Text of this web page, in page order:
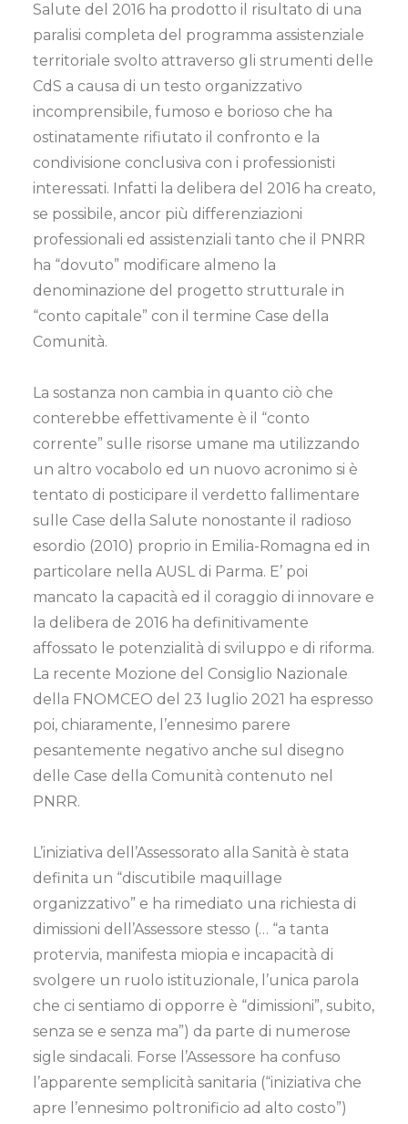
Salute del 2016 ha prodotto il risultato di una
paralisi completa del programma assistenziale
territoriale svolto attraverso gli strumenti delle
CdS a causa di un testo organizzativo
incomprensibile, fumoso e borioso che ha
ostinatamente rifiutato il confronto e la
condivisione conclusiva con i professionisti
interessati. Infatti la delibera del 2016 ha creato,
se possibile, ancor più differenziazioni
professionali ed assistenziali tanto che il PNRR
ha “dovuto” modificare almeno la
denominazione del progetto strutturale in
“conto capitale” con il termine Case della
Comunità.
La sostanza non cambia in quanto ciò che
conterebbe effettivamente è il “conto
corrente” sulle risorse umane ma utilizzando
un altro vocabolo ed un nuovo acronimo si è
tentato di posticipare il verdetto fallimentare
sulle Case della Salute nonostante il radioso
esordio (2010) proprio in Emilia-Romagna ed in
particolare nella AUSL di Parma. E’ poi
mancato la capacità ed il coraggio di innovare e
la delibera de 2016 ha definitivamente
affossato le potenzialità di sviluppo e di riforma.
La recente Mozione del Consiglio Nazionale
della FNOMCEO del 23 luglio 2021 ha espresso
poi, chiaramente, l’ennesimo parere
pesantemente negativo anche sul disegno
delle Case della Comunità contenuto nel
PNRR.
L’iniziativa dell’Assessorato alla Sanità è stata
definita un “discutibile maquillage
organizzativo” e ha rimediato una richiesta di
dimissioni dell’Assessore stesso (… “a tanta
protervia, manifesta miopia e incapacità di
svolgere un ruolo istituzionale, l’unica parola
che ci sentiamo di opporre è “dimissioni”, subito,
senza se e senza ma”) da parte di numerose
sigle sindacali. Forse l’Assessore ha confuso
l’apparente semplicità sanitaria (“iniziativa che
apre l’ennesimo poltronificio ad alto costo”)